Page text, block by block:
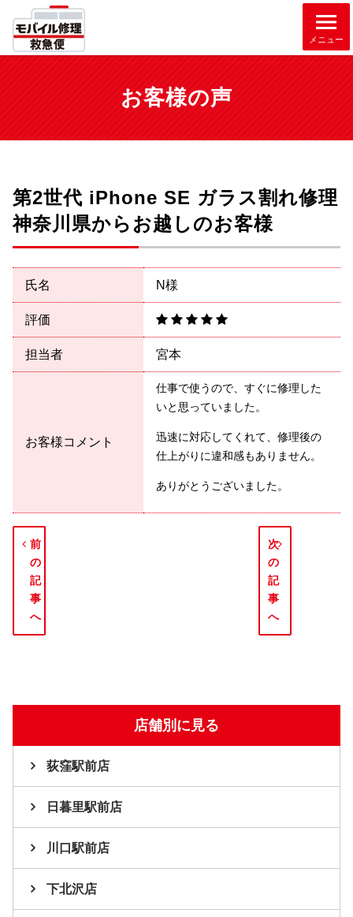
メニュー
お客様の声
第2世代 iPhone SE ガラス割れ修理
神奈川県からお越しのお客様
氏名 N様
評価
担当者 宮本
お客様コメント
仕事で使うので、すぐに修理した
いと思っていました。
迅速に対応してくれて、修理後の
仕上がりに違和感もありません。
ありがとうございました。
前
の
記
事
へ
次
の
記
事
へ
店舗別に見る
荻窪駅前店
日暮里駅前店
川口駅前店
下北沢店